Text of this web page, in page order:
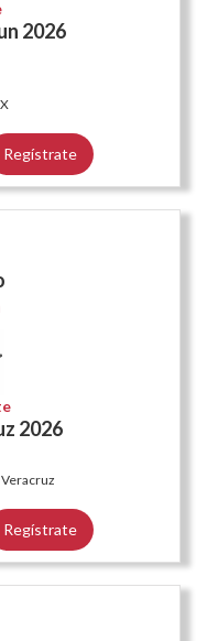
2026
Regístrate
2026
Veracruz
Regístrate